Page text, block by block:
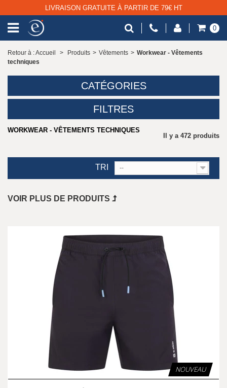
LIVRAISON GRATUITE À PARTIR DE 79€ HT
0
Retour à : Accueil > Produits > Vêtements > Workwear - Vêtements
techniques
CATÉGORIES
FILTRES
WORKWEAR - VÊTEMENTS TECHNIQUES
Il y a 472 produits
TRI --
VOIR PLUS DE PRODUITS
NOUVEAU